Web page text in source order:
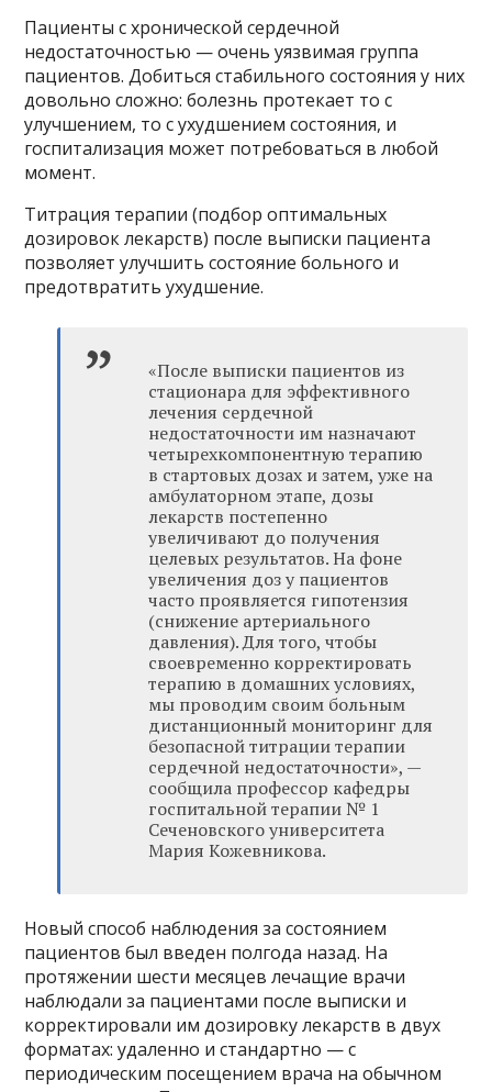
Пациенты с хронической сердечной
недостаточностью — очень уязвимая группа
пациентов. Добиться стабильного состояния у них
довольно сложно: болезнь протекает то с
улучшением, то с ухудшением состояния, и
госпитализация может потребоваться в любой
момент.
Титрация терапии (подбор оптимальных
дозировок лекарств) после выписки пациента
позволяет улучшить состояние больного и
предотвратить ухудшение.
«После выписки пациентов из
стационара для эффективного
лечения сердечной
недостаточности им назначают
четырехкомпонентную терапию
в стартовых дозах и затем, уже на
амбулаторном этапе, дозы
лекарств постепенно
увеличивают до получения
целевых результатов. На фоне
увеличения доз у пациентов
часто проявляется гипотензия
(снижение артериального
давления). Для того, чтобы
своевременно корректировать
терапию в домашних условиях,
мы проводим своим больным
дистанционный мониторинг для
безопасной титрации терапии
сердечной недостаточности», —
сообщила профессор кафедры
госпитальной терапии № 1
Сеченовского университета
Мария Кожевникова.
Новый способ наблюдения за состоянием
пациентов был введен полгода назад. На
протяжении шести месяцев лечащие врачи
наблюдали за пациентами после выписки и
корректировали им дозировку лекарств в двух
форматах: удаленно и стандартно — с
периодическим посещением врача на обычном